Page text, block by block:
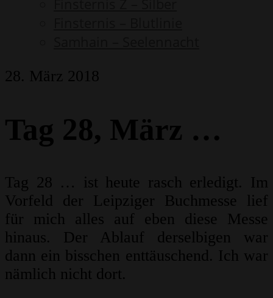
28. März 2018
Tag 28, März …
Tag 28 … ist heute rasch erledigt. Im
Vorfeld der Leipziger Buchmesse lief
für mich alles auf eben diese Messe
hinaus. Der Ablauf derselbigen war
dann ein bisschen enttäuschend. Ich war
nämlich nicht dort.